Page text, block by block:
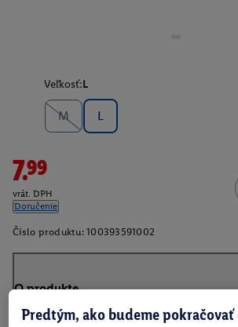
Veľkosť:L
M L
7.99
vrát. DPH
Doručenie
Číslo produktu: 100393591002
O produkte
Predtým, ako budeme pokračovať